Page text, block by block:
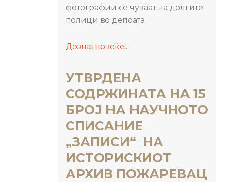
фотографии се чуваат на долгите
полици во депоата
Дознај повеќе...
УТВРДЕНА
СОДРЖИНАТА НА 15
БРОЈ НА НАУЧНОТО
СПИСАНИЕ
„ЗАПИСИ“ НА
ИСТОРИСКИОТ
АРХИВ ПОЖАРЕВАЦ